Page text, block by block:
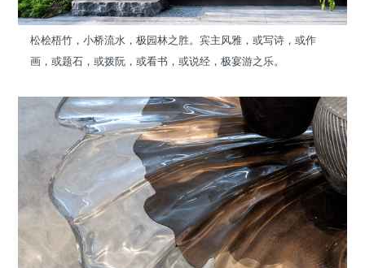
松桧梧竹，小桥流水，极园林之胜。宾主风雅，或写诗，或作
画，或题石，或拨阮，或看书，或说经，极宴游之乐。